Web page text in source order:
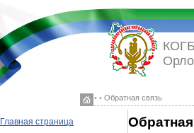
◦ ◦ Обратная связь
Главная страница